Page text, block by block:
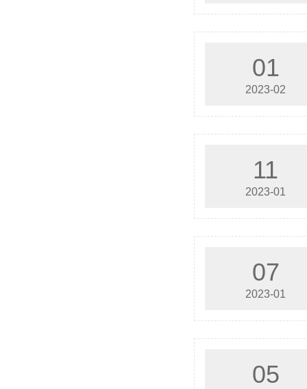
01
2023-02
11
2023-01
07
2023-01
05